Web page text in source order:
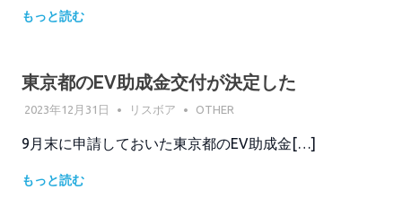
もっと読む
東京都のEV助成金交付が決定した
2023年12月31日 リスボア OTHER
9月末に申請しておいた東京都のEV助成金[…]
もっと読む